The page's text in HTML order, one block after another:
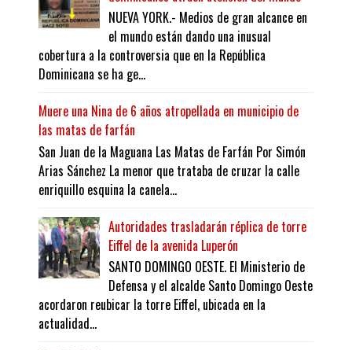
NUEVA YORK.- Medios de gran alcance en
el mundo están dando una inusual
cobertura a la controversia que en la República
Dominicana se ha ge...
Muere una Nina de 6 años atropellada en municipio de
las matas de farfán
San Juan de la Maguana Las Matas de Farfán Por Simón
Arias Sánchez La menor que trataba de cruzar la calle
enriquillo esquina la canela...
Autoridades trasladarán réplica de torre
Eiffel de la avenida Luperón
SANTO DOMINGO OESTE. El Ministerio de
Defensa y el alcalde Santo Domingo Oeste
acordaron reubicar la torre Eiffel, ubicada en la
actualidad...